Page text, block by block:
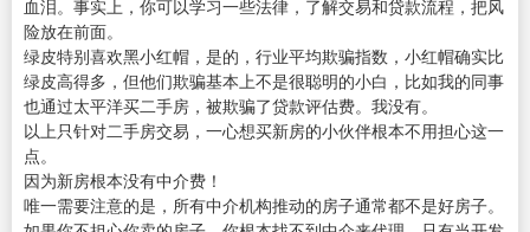
血泪。事实上，你可以学习一些法律，了解交易和贷款流程，把风
险放在前面。
绿皮特别喜欢黑小红帽，是的，行业平均欺骗指数，小红帽确实比
绿皮高得多，但他们欺骗基本上不是很聪明的小白，比如我的同事
也通过太平洋买二手房，被欺骗了贷款评估费。我没有。
以上只针对二手房交易，一心想买新房的小伙伴根本不用担心这一
点。
因为新房根本没有中介费！
唯一需要注意的是，所有中介机构推动的房子通常都不是好房子。